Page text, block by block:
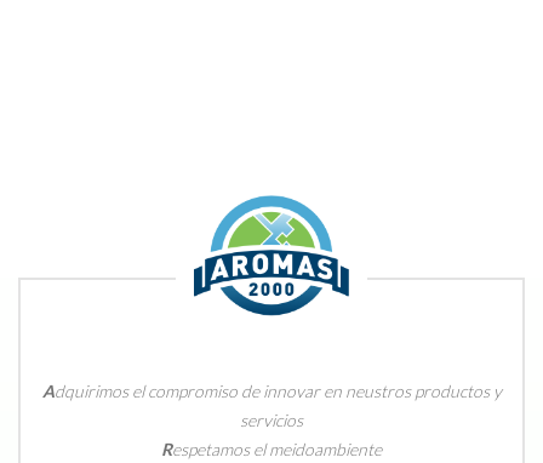
Adquirimos el compromiso de innovar en neustros productos y
servicios
Respetamos el meidoambiente